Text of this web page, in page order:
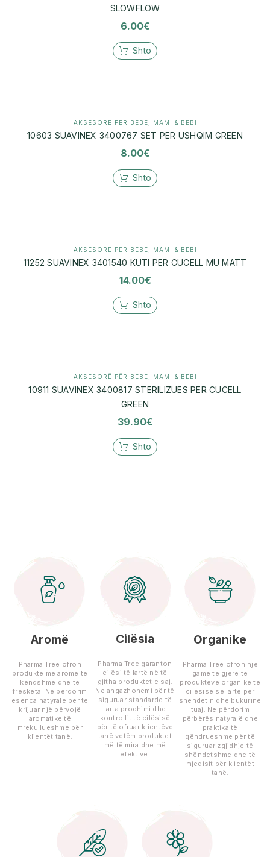
SLOWFLOW
6.00€
Shto
AKSESORË PËR BEBE MAMI & BEBI
10603 SUAVINEX 3400767 SET PER USHQIM GREEN
8.00€
Shto
AKSESORË PËR BEBE MAMI & BEBI
11252 SUAVINEX 3401540 KUTI PER CUCELL MU MATT
14.00€
Shto
AKSESORË PËR BEBE MAMI & BEBI
10911 SUAVINEX 3400817 STERILIZUES PER CUCELL
GREEN
39.90€
Shto
Aromë
Pharma Tree ofron
produkte me aromë të
këndshme dhe të
freskëta. Ne përdorim
esenca natyrale për të
krijuar një përvojë
aromatike të
mrekullueshme për
klientët tanë.
Cilësia
Pharma Tree garanton
cilësi të lartë në të
gjitha produktet e saj.
Ne angazhohemi për të
siguruar standarde të
larta prodhimi dhe
kontrollit të cilësisë
për të ofruar klientëve
tanë vetëm produktet
më të mira dhe më
efektive.
Organike
Pharma Tree ofron një
gamë të gjerë të
produkteve organike të
cilësisë së lartë për
shëndetin dhe bukurinë
tuaj. Ne përdorim
përbërës natyralë dhe
praktika të
qëndrueshme për të
siguruar zgjidhje të
shëndetshme dhe të
mjedisit për klientët
tanë.